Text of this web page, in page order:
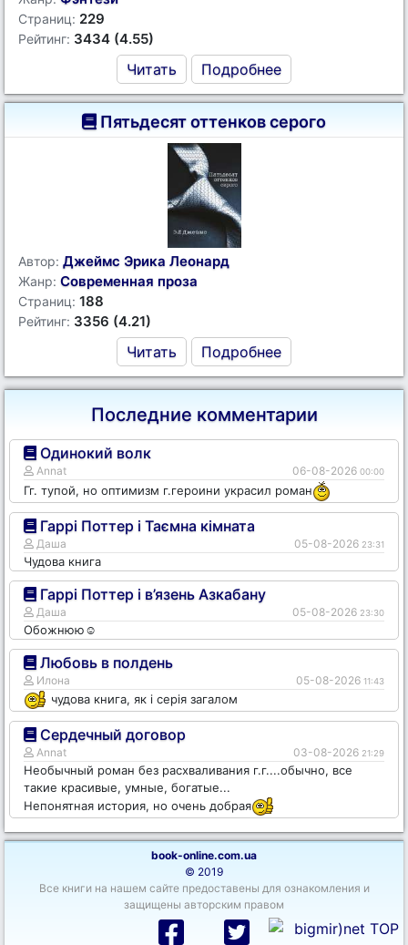
Страниц: 229
Рейтинг: 3434 (4.55)
Читать Подробнее
Пятьдесят оттенков серого
Автор: Джеймс Эрика Леонард
Жанр: Современная проза
Страниц: 188
Рейтинг: 3356 (4.21)
Читать Подробнее
Последние комментарии
Одинокий волк
Annat 06-08-2026 00:00
Гг. тупой, но оптимизм г.героини украсил роман
Гаррі Поттер і Таємна кімната
Даша 05-08-2026 23:31
Чудова книга
Гаррі Поттер і в’язень Азкабану
Даша 05-08-2026 23:30
Обожнюю☺️
Любовь в полдень
Илона 05-08-2026 11:43
чудова книга, як і серія загалом
Сердечный договор
Annat 03-08-2026 21:29
Необычный роман без расхваливания г.г....обычно, все
такие красивые, умные, богатые...
Непонятная история, но очень добрая
book-online.com.ua
© 2019
Все книги на нашем сайте предоставены для ознакомления и
защищены авторским правом